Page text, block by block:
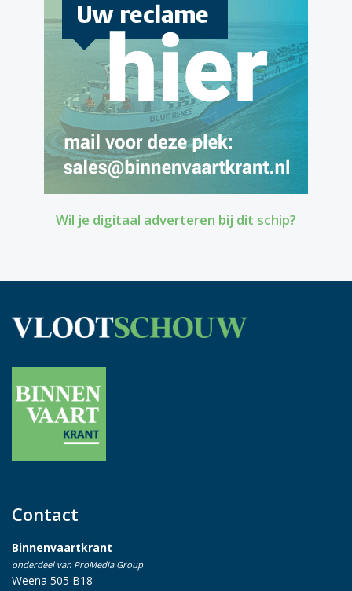
Wil je digitaal adverteren bij dit schip?
Contact
Binnenvaartkrant
onderdeel van ProMedia Group
Weena 505 B18